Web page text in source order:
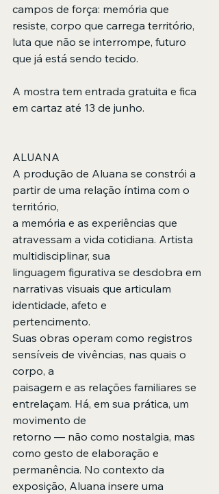
campos de força: memória que
resiste, corpo que carrega território,
luta que não se interrompe, futuro
que já está sendo tecido.
A mostra tem entrada gratuita e fica
em cartaz até 13 de junho.
ALUANA
A produção de Aluana se constrói a
partir de uma relação íntima com o
território,
a memória e as experiências que
atravessam a vida cotidiana. Artista
multidisciplinar, sua
linguagem figurativa se desdobra em
narrativas visuais que articulam
identidade, afeto e
pertencimento.
Suas obras operam como registros
sensíveis de vivências, nas quais o
corpo, a
paisagem e as relações familiares se
entrelaçam. Há, em sua prática, um
movimento de
retorno — não como nostalgia, mas
como gesto de elaboração e
permanência. No contexto da
exposição, Aluana insere uma